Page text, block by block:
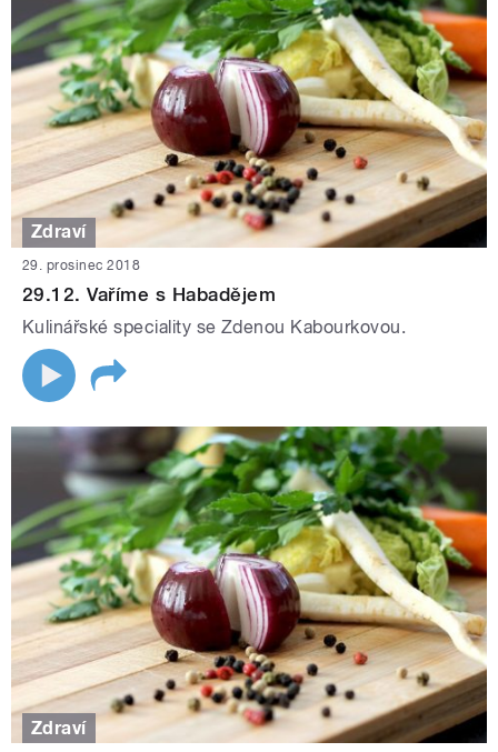
Zdraví
29. prosinec 2018
29.12. Vaříme s Habadějem
Kulinářské speciality se Zdenou Kabourkovou.
Zdraví